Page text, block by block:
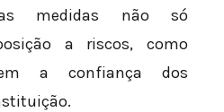
medidas não só
a riscos, como
a confiança dos